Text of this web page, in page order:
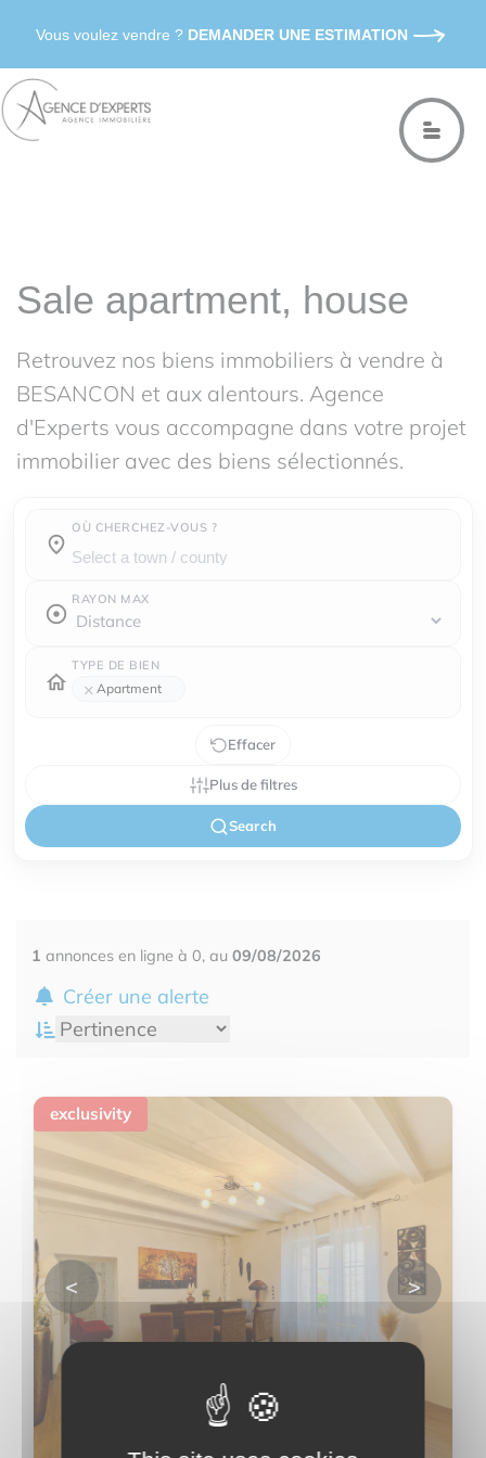
Vous voulez vendre ? DEMANDER UNE ESTIMATION
Sale apartment, house
Retrouvez nos biens immobiliers à vendre à
BESANCON et aux alentours. Agence
d'Experts vous accompagne dans votre projet
immobilier avec des biens sélectionnés.
OÙ CHERCHEZ-VOUS ?
Town / county :
RAYON MAX
TYPE DE BIEN
× Apartment
Effacer
Plus de filtres
Search
1 annonces en ligne à 0, au 09/08/2026
Créer une alerte
exclusivity
< >